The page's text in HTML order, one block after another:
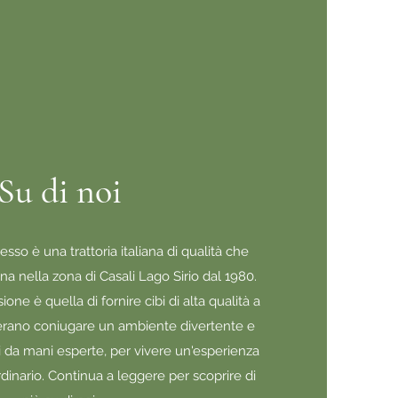
di noi
è una trattoria italiana di qualità che
nella zona di Casali Lago Sirio dal 1980.
è quella di fornire cibi di alta qualità a
coniugare un ambiente divertente e
mani esperte, per vivere un'esperienza
Continua a leggere per scoprire di